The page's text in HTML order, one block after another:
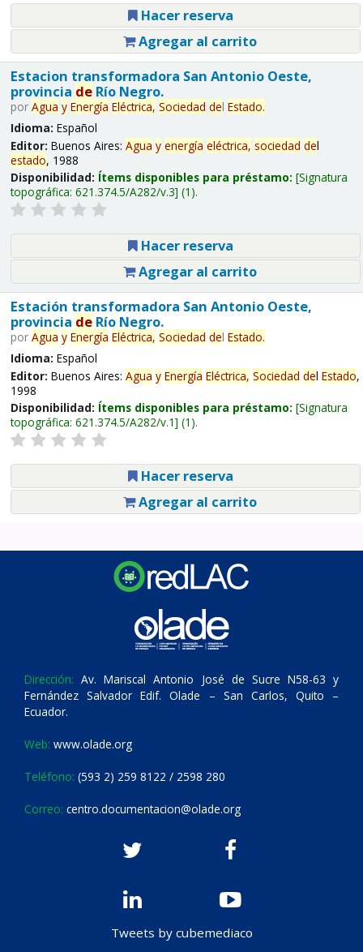
Hacer reserva
Agregar al carrito
Estacion transformadora San Antonio Oeste,
provincia deRío Negro.
por Agua y Energía Eléctrica, Sociedad del Estado.
Idioma: Español
Editor: Buenos Aires: Agua y energía eléctrica, sociedad del
estado, 1988
Disponibilidad: Ítems disponibles para préstamo: Signatura
topográfica: 621.374.5/A282/v.3 (1).
Hacer reserva
Agregar al carrito
Estación transformadora San Antonio Oeste,
provincia deRío Negro.
por Agua y Energía Eléctrica, Sociedad del Estado.
Idioma: Español
Editor: Buenos Aires: Agua y Energía Eléctrica, Sociedad del Estado,
1998
Disponibilidad: Ítems disponibles para préstamo: Signatura
topográfica: 621.374.5/A282/v.1 (1).
Hacer reserva
Agregar al carrito
Dirección: Av. Mariscal Antonio José de Sucre N58-63 y
Fernández Salvador Edif. Olade – San Carlos, Quito –
Ecuador.
Web: www.olade.org
Teléfono: (593 2) 259 8122 / 2598 280
Correo: centro.documentacion@olade.org
Tweets by cubemediaco